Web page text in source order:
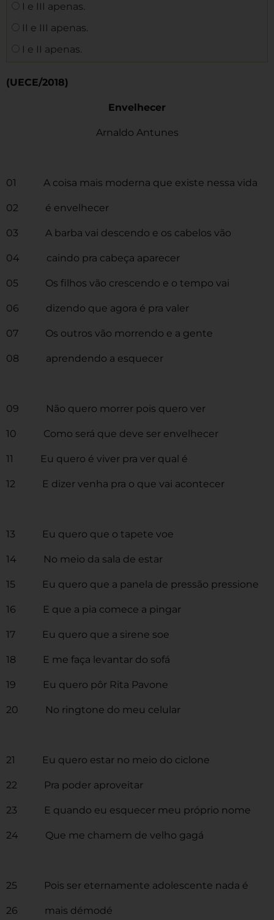
I e III apenas.
II e III apenas.
I e II apenas.
(UECE/2018)
Envelhecer
Arnaldo Antunes
01 A coisa mais moderna que existe nessa vida
02 é envelhecer
03 A barba vai descendo e os cabelos vão
04 caindo pra cabeça aparecer
05 Os filhos vão crescendo e o tempo vai
06 dizendo que agora é pra valer
07 Os outros vão morrendo e a gente
08 aprendendo a esquecer
09 Não quero morrer pois quero ver
10 Como será que deve ser envelhecer
11 Eu quero é viver pra ver qual é
12 E dizer venha pra o que vai acontecer
13 Eu quero que o tapete voe
14 No meio da sala de estar
15 Eu quero que a panela de pressão pressione
16 E que a pia comece a pingar
17 Eu quero que a sirene soe
18 E me faça levantar do sofá
19 Eu quero pôr Rita Pavone
20 No ringtone do meu celular
21 Eu quero estar no meio do ciclone
22 Pra poder aproveitar
23 E quando eu esquecer meu próprio nome
24 Que me chamem de velho gagá
25 Pois ser eternamente adolescente nada é
26 mais démodé